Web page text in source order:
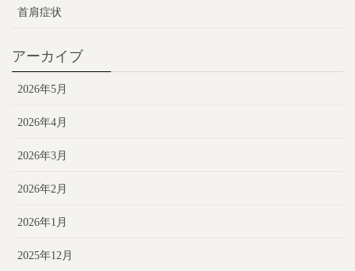
首肩症状
アーカイブ
2026年5月
2026年4月
2026年3月
2026年2月
2026年1月
2025年12月